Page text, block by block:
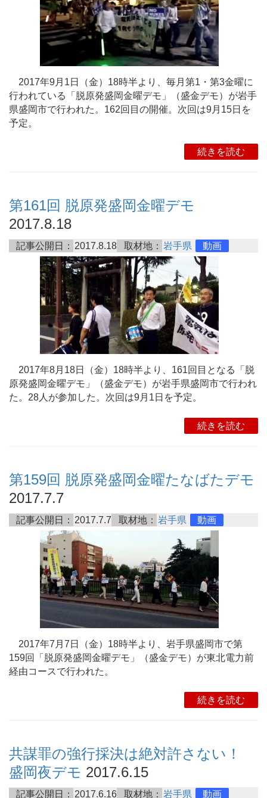
2017年9月1日（金）18時半より、毎月第1・第3金曜に
行われている「脱原発盛岡金曜デモ」（盛金デモ）が岩手
県盛岡市で行われた。162回目の開催。次回は9月15日を
予定。
続きを読む
第161回 脱原発盛岡金曜デモ
2017.8.18
記事公開日： 2017.8.18 取材地： 岩手県 動画
2017年8月18日（金）18時半より、161回目となる「脱
原発盛岡金曜デモ」（盛金デモ）が岩手県盛岡市で行われ
た。28人が参加した。次回は9月1日を予定。
続きを読む
第159回 脱原発盛岡金曜たなばたデモ
2017.7.7
記事公開日： 2017.7.7 取材地： 岩手県 動画
2017年7月7日（金）18時半より、岩手県盛岡市で第
159回「脱原発盛岡金曜デモ」（盛金デモ）が東北電力前
経由コースで行われた。
続きを読む
共謀罪の強行採決は絶対許さない！
盛岡夜デモ 2017.6.15
記事公開日： 2017.6.16 取材地： 岩手県 動画